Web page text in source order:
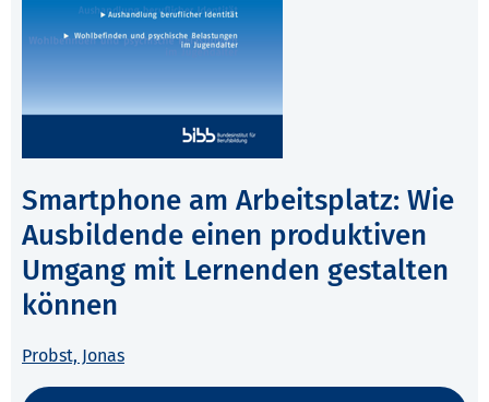
Smartphone am Arbeitsplatz: Wie
Ausbildende einen produktiven
Umgang mit Lernenden gestalten
können
Probst, Jonas